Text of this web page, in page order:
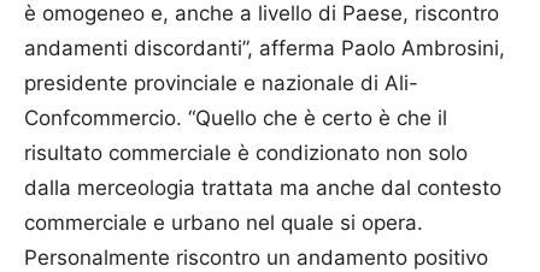
è omogeneo e, anche a livello di Paese, riscontro
andamenti discordanti”, afferma Paolo Ambrosini,
presidente provinciale e nazionale di Ali-
Confcommercio. “Quello che è certo è che il
risultato commerciale è condizionato non solo
dalla merceologia trattata ma anche dal contesto
commerciale e urbano nel quale si opera.
Personalmente riscontro un andamento positivo